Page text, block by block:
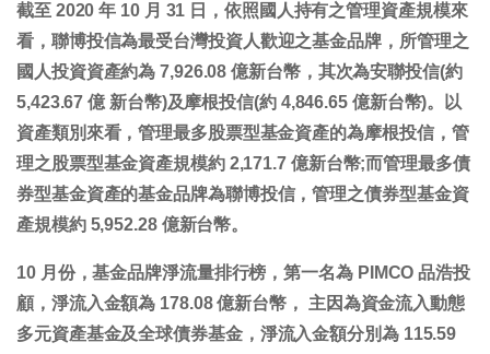
截至 2020 年 10 月 31 日，依照國人持有之管理資產規模來
看， 聯博投信為最受台灣投資人歡迎之基金品牌，所管理之
國人投資資產約為 7,926.08 億新台幣，其次為安聯投信(約
5,423.67 億 新台幣)及摩根投信(約 4,846.65 億新台幣)。以
資產類別來看，管理最多股票型基金資產的為摩根投信，管
理之股票型基金資產規模約 2,171.7 億新台幣;而管理最多債
券型基金資產的基金品牌為聯博投信，管理之債券型基金資
產規模約 5,952.28 億新台幣。
10 月份，基金品牌淨流量排行榜，第一名為 PIMCO 品浩投
顧，淨流入金額為 178.08 億新台幣， 主因為資金流入動態
多元資產基金及全球債券基金，淨流入金額分別為 115.59